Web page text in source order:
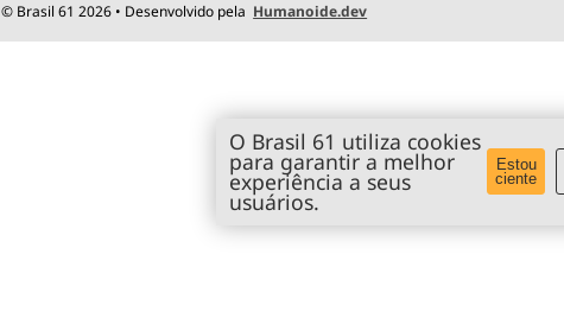
© Brasil 61 2026 • Desenvolvido pela Humanoide.dev
O Brasil 61 utiliza cookies
para garantir a melhor
experiência a seus
usuários.
Estou
ciente